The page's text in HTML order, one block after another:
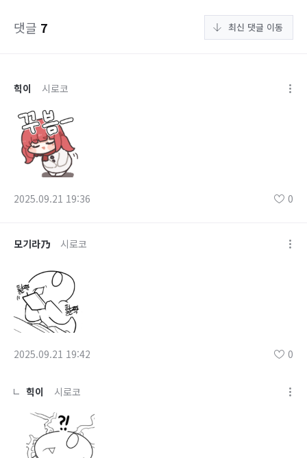
댓글 7 최신 댓글 이동
힉이 시로코
2025.09.21 19:36 0
모기라乃 시로코
2025.09.21 19:42 0
힉이 시로코